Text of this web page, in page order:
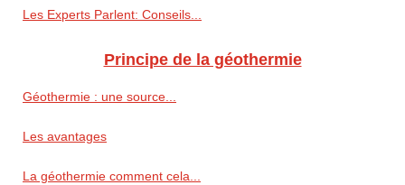
Les Experts Parlent: Conseils...
Principe de la géothermie
Géothermie : une source...
Les avantages
La géothermie comment cela...